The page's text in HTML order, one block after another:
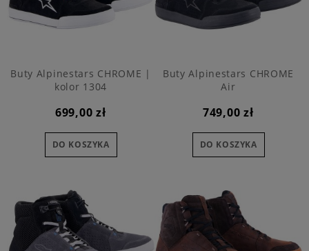
Buty Alpinestars CHROME |
kolor 1304
699,00 zł
DO KOSZYKA
Buty Alpinestars CHROME
Air
749,00 zł
DO KOSZYKA